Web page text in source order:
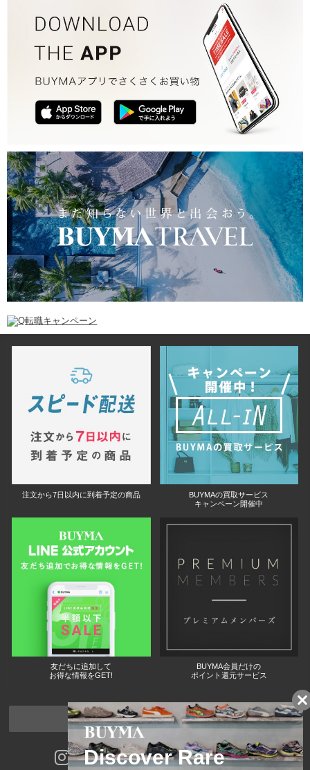
注文から7日以内に到着予定の商品
BUYMAの買取サービス
キャンペーン開催中
友だちに追加して
お得な情報をGET!
BUYMA会員だけの
ポイント還元サービス
ページトップへ